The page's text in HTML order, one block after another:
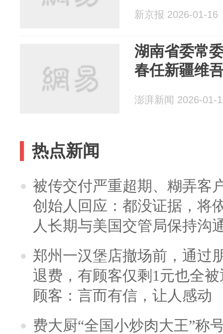
新京报 2026-01-16
湖南省委常
春任新疆维
澎湃新闻 2026-01-
热点新闻
被传交付严重超期、糊弄客
创始人回应：都没证据，将
人长期与美国交管局保持沟
郑州一汉堡店撤场前，通过
退费，有顾客仅剩1元也全
顾客：言而有信，让人感动
费大厨“全国小炒肉大王”称